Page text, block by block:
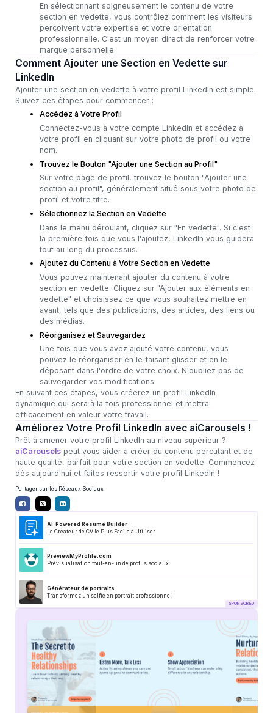
AI-Powered Resume Builder
Le Créateur de CV le Plus Facile à Utiliser
PreviewMyProfile.com
Prévisualisation tout-en-un de profils sociaux
Générateur de portraits
Transformez un selfie en portrait professionnel
En sélectionnant soigneusement le contenu de votre
section en vedette, vous contrôlez comment les visiteurs
perçoivent votre expertise et votre orientation
professionnelle. C'est un moyen direct de renforcer votre
marque personnelle.
Comment Ajouter une Section en Vedette sur
LinkedIn
Ajouter une section en vedette à votre profil LinkedIn est simple.
Suivez ces étapes pour commencer :
Accédez à Votre Profil
Connectez-vous à votre compte LinkedIn et accédez à
votre profil en cliquant sur votre photo de profil ou votre
nom.
Trouvez le Bouton "Ajouter une Section au Profil"
Sur votre page de profil, trouvez le bouton "Ajouter une
section au profil", généralement situé sous votre photo de
profil et votre titre.
Sélectionnez la Section en Vedette
Dans le menu déroulant, cliquez sur "En vedette". Si c'est
la première fois que vous l'ajoutez, LinkedIn vous guidera
tout au long du processus.
Ajoutez du Contenu à Votre Section en Vedette
Vous pouvez maintenant ajouter du contenu à votre
section en vedette. Cliquez sur "Ajouter aux éléments en
vedette" et choisissez ce que vous souhaitez mettre en
avant, tels que des publications, des articles, des liens ou
des médias.
Réorganisez et Sauvegardez
Une fois que vous avez ajouté votre contenu, vous
pouvez le réorganiser en le faisant glisser et en le
déposant dans l'ordre de votre choix. N'oubliez pas de
sauvegarder vos modifications.
En suivant ces étapes, vous créerez un profil LinkedIn
dynamique qui sera à la fois professionnel et mettra
efficacement en valeur votre travail.
Améliorez Votre Profil LinkedIn avec aiCarousels !
Prêt à amener votre profil LinkedIn au niveau supérieur ?
aiCarouselspeut vous aider à créer du contenu percutant et de
haute qualité, parfait pour votre section en vedette. Commencez
dès aujourd'hui et faites ressortir votre profil LinkedIn !
Partager sur les Réseaux Sociaux